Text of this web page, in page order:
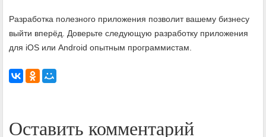
Разработка полезного приложения позволит вашему бизнесу
выйти вперёд. Доверьте следующую разработку приложения
для iOS или Android опытным программистам.
Оставить комментарий